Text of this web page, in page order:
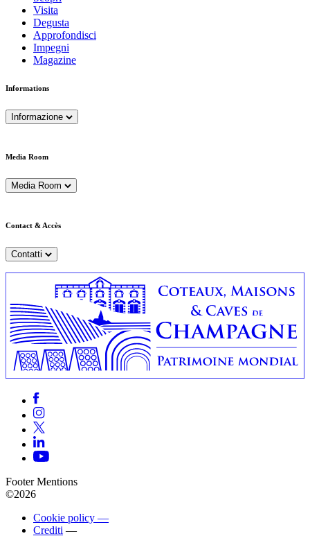
Visita
Degusta
Approfondisci
Impegni
Magazine
Informations
Informazione
Media Room
Media Room
Contact & Accès
Contatti
Footer Mentions
©2026
Cookie policy —
Crediti —